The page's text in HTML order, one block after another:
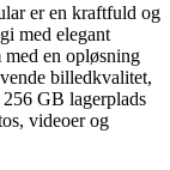
er en kraftfuld og
med elegant
en opløsning
billedkvalitet,
GB lagerplads
videoer og